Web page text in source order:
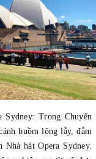
Trong Chuyến
buồm lộng lẫy, đắm
hát Opera Sydney.